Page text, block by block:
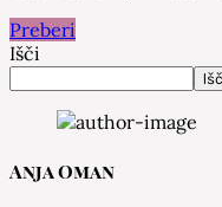
Preberi
Išči
Anja Oman